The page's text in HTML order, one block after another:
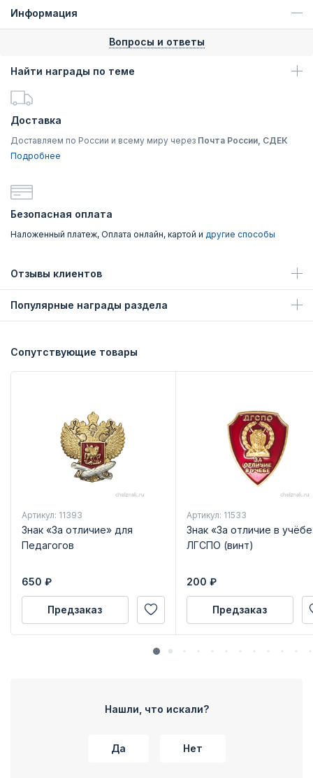
Информация
Вопросы и ответы
Найти награды по теме
Доставка
Доставляем по России и всему миру через Почта России, СДЕК
Подробнее
Безопасная оплата
Наложенный платеж, Оплата онлайн, картой и другие способы
Отзывы клиентов
Популярные награды раздела
Сопутствующие товары
Артикул: 11393
Знак «За отличие» для
Педагогов
650 ₽
Предзаказ
Артикул: 11533
Знак «За отличие в
ЛГСПО (винт)
200 ₽
Предзаказ
Нашли, что искали?
Да Нет